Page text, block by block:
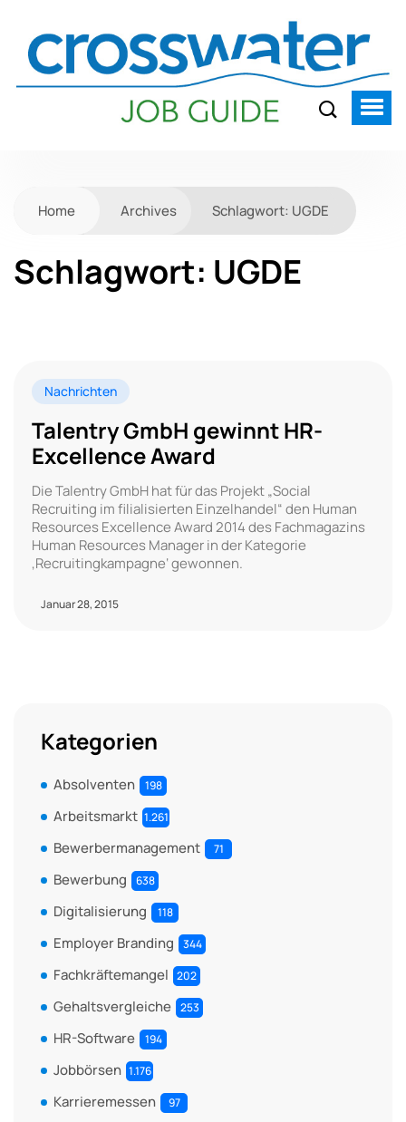
Home Archives Schlagwort: UGDE
Schlagwort: UGDE
Nachrichten
Talentry GmbH gewinnt HR-
Excellence Award
Die Talentry GmbH hat für das Projekt „Social
Recruiting im filialisierten Einzelhandel“ den Human
Resources Excellence Award 2014 des Fachmagazins
Human Resources Manager in der Kategorie
‚Recruitingkampagne‘ gewonnen.
Januar 28, 2015
Kategorien
Absolventen 198
Arbeitsmarkt 1.261
Bewerbermanagement 71
Bewerbung 638
Digitalisierung 118
Employer Branding 344
Fachkräftemangel 202
Gehaltsvergleiche 253
HR-Software 194
Jobbörsen 1.176
Karrieremessen 97